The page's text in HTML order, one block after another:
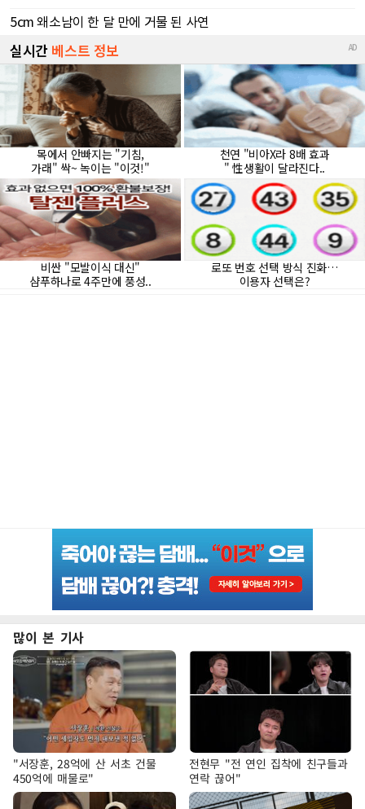
많이 본 기사
"서장훈, 28억에 산 서초 건물
450억에 매물로"
전현무 "전 연인 집착에 친구들과
연락 끊어"